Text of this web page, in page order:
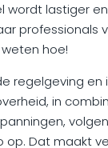
wordt lastiger
professionals
hoe!
regelgeving en
in
op. Dat maakt